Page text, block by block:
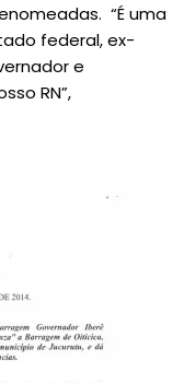
“É uma
federal, ex-
e
RN”,